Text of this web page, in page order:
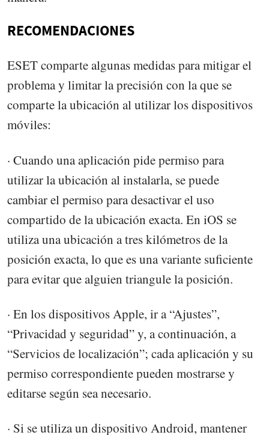
RECOMENDACIONES
ESET comparte algunas medidas para mitigar el
problema y limitar la precisión con la que se
comparte la ubicación al utilizar los dispositivos
móviles:
· Cuando una aplicación pide permiso para
utilizar la ubicación al instalarla, se puede
cambiar el permiso para desactivar el uso
compartido de la ubicación exacta. En iOS se
utiliza una ubicación a tres kilómetros de la
posición exacta, lo que es una variante suficiente
para evitar que alguien triangule la posición.
· En los dispositivos Apple, ir a “Ajustes”,
“Privacidad y seguridad” y, a continuación, a
“Servicios de localización”; cada aplicación y su
permiso correspondiente pueden mostrarse y
editarse según sea necesario.
· Si se utiliza un dispositivo Android, mantener